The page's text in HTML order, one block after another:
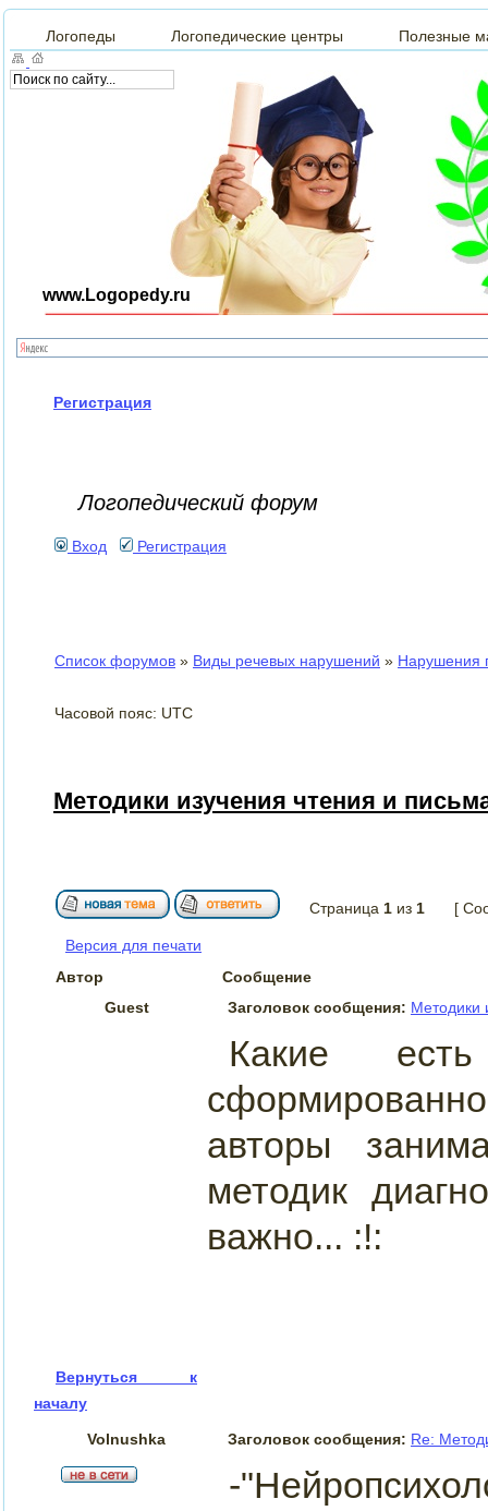
Логопеды Логопедические центры Полезные
www.Logopedy.ru
Регистрация
Логопедический форум
Вход Регистрация
Список форумов » Виды речевых нарушений » Нарушения
Часовой пояс: UTC
Методики изучения чтения и
Страница 1 из 1 [
Версия для печати
Автор
Сообщение
Guest
Заголовок сообщения: Методики
Какие
авторы
методик
важно... :!:
Вернуться к
началу
Volnushka Заголовок сообщения: Re:
-